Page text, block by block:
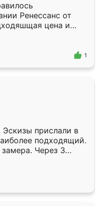
Ренессанс от
цена и
Приехавший
самый
1
Эскизы прислали в
подходящий.
Через 3
Остались
Ренессанс
работу!